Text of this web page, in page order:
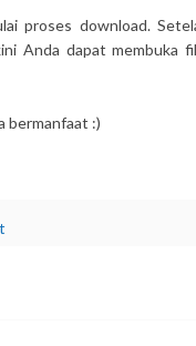
proses download.
Anda dapat membuka
bermanfaat :)